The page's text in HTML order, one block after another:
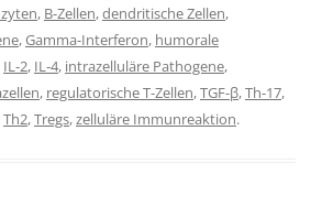
, B-Zellen,dendritische Zellen,
,Gamma-Interferon, humorale
IL-2, IL-4, intrazelluläre Pathogene,
, regulatorische T-Zellen,TGF-β,Th-17,
Th2,Tregs,zelluläre Immunreaktion.